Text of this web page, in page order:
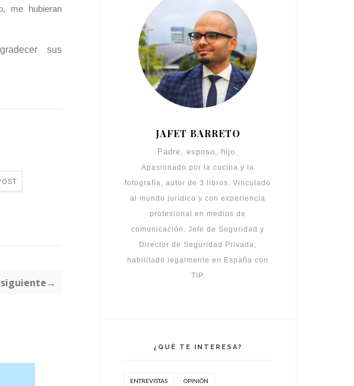
me hubieran
sus
siguiente→
JAFET BARRETO
Padre, esposo, hijo.
Apasionado por la cocina y la
fotografía, autor de 3 libros. Vinculado
al mundo jurídico y con experiencia
profesional en medios de
comunicación. Jefe de Seguridad y
Director de Seguridad Privada,
habilitado legalmente en España con
TIP.
¿QUÉ TE INTERESA?
ENTREVISTAS OPINIÓN